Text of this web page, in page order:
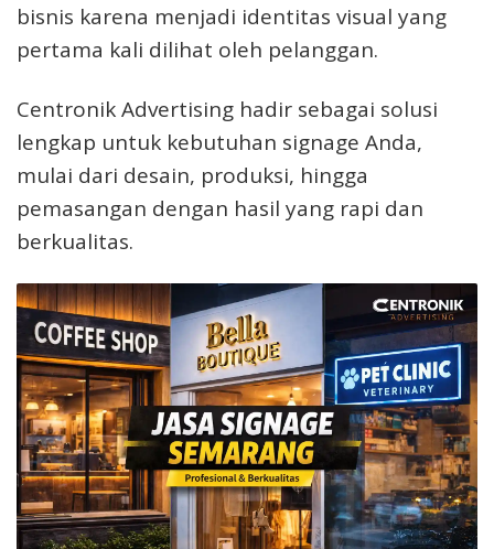
bisnis karena menjadi identitas visual yang
pertama kali dilihat oleh pelanggan.
Centronik Advertising hadir sebagai solusi
lengkap untuk kebutuhan signage Anda,
mulai dari desain, produksi, hingga
pemasangan dengan hasil yang rapi dan
berkualitas.